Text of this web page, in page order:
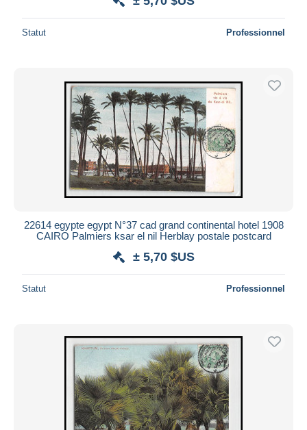
Statut Professionnel
22614 egypte egypt N°37 cad grand continental hotel 1908
CAIRO Palmiers ksar el nil Herblay postale postcard
± 5,70 $US
Statut Professionnel